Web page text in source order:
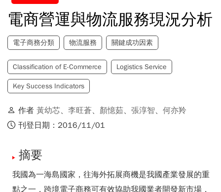
電商營運與物流服務現況分析
電子商務分類 物流服務 關鍵成功因素
Classification of E-Commerce Logistics Service
Key Success Indicators
作者 黃幼芯、 李旺蒼、 顏憶茹、 張淳智、 何亦羚
刊登日期：2016/11/01
摘要
我國為一海島國家，往海外拓展商機是我國產業發展的重
點之一，跨境電子商務可有效協助我國業者開發新市場，